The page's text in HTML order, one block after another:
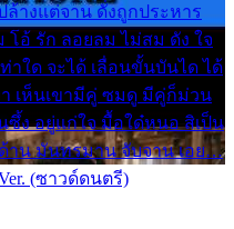
ล้างแต่จาน ดั่งถูกประหาร
โอ้ รัก ลอยลม ไม่สม ดัง ใจ
าใด จะได้ เลื่อนขั้นบันได ได้
า เห็นเขามีคู่ ซมดู มีคู่ก็ม่วน
ซึ้ง อยู่แก่ใจ มื้อใด๋หนอ สิเป็น
ด้าน มันทรมาน จับจาน เอย…
(ซาวด์ดนตรี)